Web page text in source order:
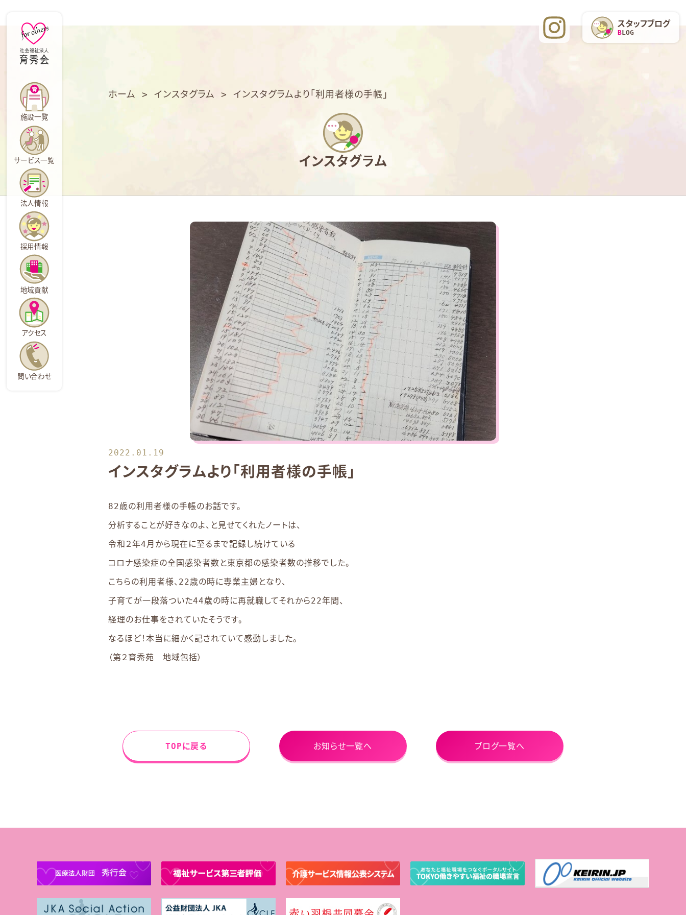
スタッフブログ
BLOG
施設一覧
サービス一覧
法人情報
採用情報
地域貢献
アクセス
問い合わせ
ホーム > インスタグラム > インスタグラムより「利用者様の手帳」
インスタグラム
2022.01.19
インスタグラムより「利用者様の手帳」
82歳の利用者様の手帳のお話です。
分析することが好きなのよ、と見せてくれたノートは、
令和２年4月から現在に至るまで記録し続けている
コロナ感染症の全国感染者数と東京都の感染者数の推移でした。
こちらの利用者様、22歳の時に専業主婦となり、
子育てが一段落ついた44歳の時に再就職してそれから22年間、
経理のお仕事をされていたそうです。
なるほど！本当に細かく記されていて感動しました。
（第２育秀苑 地域包括）
TOPに戻る お知らせ一覧へ ブログ一覧へ